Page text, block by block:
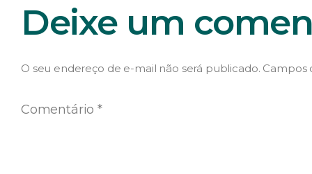
Deixe um
O seu endereço de e-mail não será publicado. Campos